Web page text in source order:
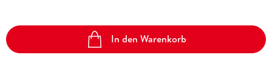
In den Warenkorb